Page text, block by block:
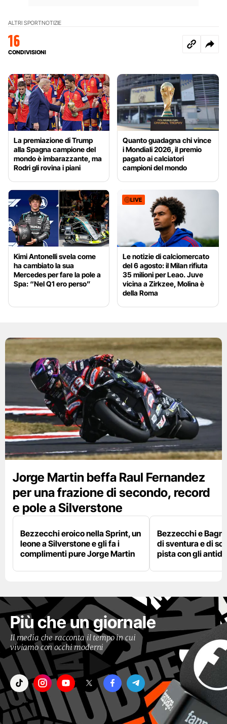
ALTRI SPORTNOTIZIE
16
CONDIVISIONI
La premiazione di Trump
alla Spagna campione del
mondo è imbarazzante, ma
Rodri gli rovina i piani
Quanto guadagna chi vince
i Mondiali 2026, il premio
pagato ai calciatori
campioni del mondo
Kimi Antonelli svela come
ha cambiato la sua
Mercedes per fare la pole a
Spa: “Nel Q1 ero perso”
LIVE
Le notizie di calciomercato
del 6 agosto: il Milan rifiuta
35 milioni per Leao. Juve
vicina a Zirkzee, Molina è
della Roma
Jorge Martin beffa Raul Fernandez
per una frazione di secondo, record
e pole a Silverstone
Bezzecchi eroico nella Sprint, un
leone a Silverstone e gli fa i
complimenti pure Jorge Martin
Bezzecchi e
di sventura e di
pista con gli
Più che un giornale
Il media che racconta il tempo in cui
viviamo con occhi moderni